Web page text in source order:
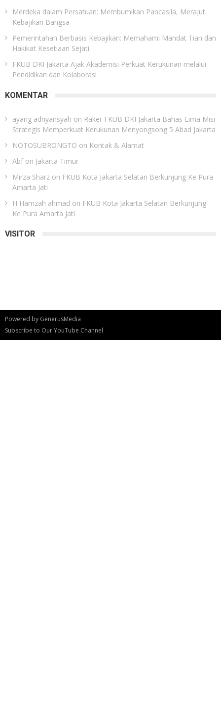
Merdeka dalam Persatuan: Membumikan Pancasila, Merajut
Kebajikan Bangsa
Pemerintahan Berbasis Kebajikan: Memahami Mandat Tian dan
Hakikat Kesetiaan Sejati
FKUB DKI Jakarta Ajak Akademisi Perkuat Kerukunan melalui
Pendidikan dan Kolaborasi
KOMENTAR
ayang adriyansyah on Raker FKUB DKI Jakarta Bahas Lima Misi
Strategis Memperkuat Kerukunan Menyongsong 5 Abad Jakarta
NOTOSUBRONGTO on Kontak & Alamat
Abfon Jakarta Timur
Mirza Sharz on FKUB Kota Jakarta Selatan Berkunjung Ke Pura
Amarta Jati
H Hamzah ahmad on FKUB Kota Jakarta Selatan Berkunjung
Ke Pura Amarta Jati
VISITOR
Powered by GenerusMedia
Subscribe to Our YouTube Channel